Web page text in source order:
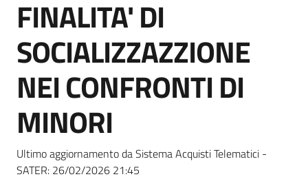
telematiche
English
site
FINALITA' DI
SOCIALIZZAZZIONE
NEI CONFRONTI DI
MINORI
Ultimo aggiornamento da Sistema Acquisti Telematici -
SATER: 26/02/2026 21:45